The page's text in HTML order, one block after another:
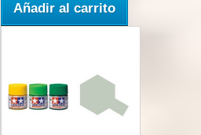
Añadir al carrito